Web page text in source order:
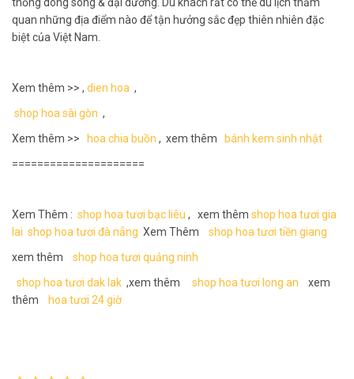
thống dòng sông & đại dương. Du khách rất có thể du lịch thăm
quan những địa điểm nào để tận hưởng sắc đẹp thiên nhiên đặc
biệt của Việt Nam.
Xem thêm >> , dien hoa ,
shop hoa sài gòn ,
Xem thêm >>
hoa chia buồn , xem thêm
bánh kem sinh nhật
=====================
Xem Thêm : shop hoa tươi bạc liêu , xem thêm shop hoa tươi gia
lai shop hoa tươi đà nẵng Xem Thêm shop hoa tươi tiền giang
xem thêm shop hoa tươi quảng ninh
shop hoa tươi dak lak ,xem thêm shop hoa tươi long an xem
thêm
hoa tươi 24 giờ